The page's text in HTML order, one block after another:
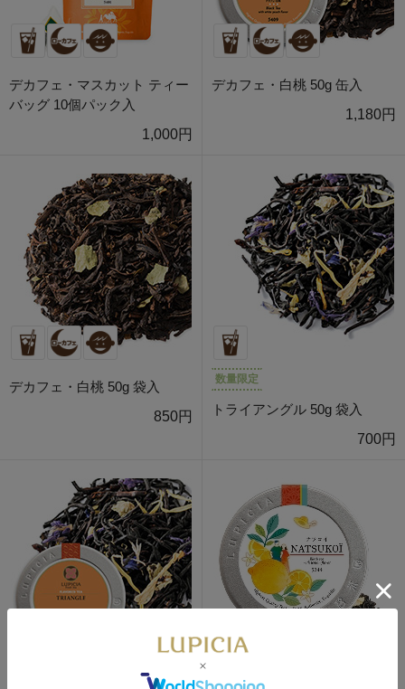
デカフェ・マスカット ティー
バッグ 10個パック入
1,000円
デカフェ・白桃 50g 缶入
1,180円
デカフェ・白桃 50g 袋入
850円
数量限定
トライアングル 50g 袋入
700円
数量限定